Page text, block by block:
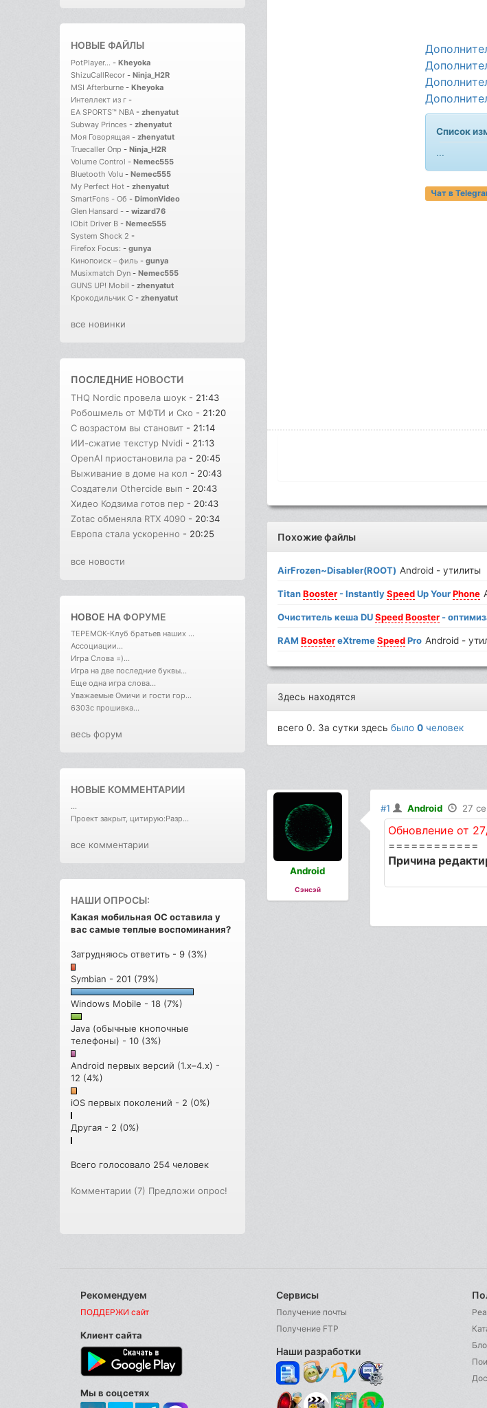
НОВЫЕ ФАЙЛЫ
PotPlayer... - Kheyoka
ShizuCallRecor - Ninja_H2R
MSI Afterburne - Kheyoka
Интеллект из г -
EA SPORTS™ NBA - zhenyatut
Subway Princes - zhenyatut
Моя Говорящая - zhenyatut
Truecaller Опр - Ninja_H2R
Volume Control - Nemec555
Bluetooth Volu - Nemec555
My Perfect Hot - zhenyatut
SmartFons - Об - DimonVideo
Glen Hansard - - wizard76
IObit Driver B - Nemec555
System Shock 2 -
Firefox Focus: - gunya
Кинопоиск－филь - gunya
Musixmatch Dyn - Nemec555
GUNS UP! Mobil - zhenyatut
Крокодильчик С - zhenyatut
все новинки
ПОСЛЕДНИЕ НОВОСТИ
THQ Nordic провела шоук - 21:43
Робошмель от МФТИ и Ско - 21:20
С возрастом вы становит - 21:14
ИИ-сжатие текстур Nvidi - 21:13
OpenAI приостановила ра - 20:45
Выживание в доме на кол - 20:43
Создатели Othercide вып - 20:43
Хидео Кодзима готов пер - 20:43
Zotac обменяла RTX 4090 - 20:34
Европа стала ускоренно - 20:25
все новости
НОВОЕ НАФОРУМЕ
ТЕРЕМОК-Клуб братьев наших ...
Ассоциации...
Игра Слова =)...
Игра на две последние буквы...
Еще одна игра слова...
Уважаемые Омичи и гости гор...
6303с прошивка...
весь форум
НОВЫЕ КОММЕНТАРИИ
...
Проект закрыт, цитирую:Разр...
все комментарии
НАШИ ОПРОСЫ:
Какая мобильная ОС оставила у
вас самые теплые воспоминания?
Затрудняюсь ответить - 9 (3%)
Symbian - 201 (79%)
Windows Mobile - 18 (7%)
Java (обычные кнопочные
телефоны) - 10 (3%)
Android первых версий (1.x–4.x) -
12 (4%)
iOS первых поколений - 2 (0%)
Другая - 2 (0%)
Всего голосовало 254 человек
Комментарии (7) Предложи опрос!
Список
...
Чат в
Похожие файлы
AirFrozen~Disabler(ROOT) Android - утилиты
TitanBooster - InstantlySpeedUp YourPhone
Очиститель кеша DUSpeedBooster -
RAMBoostereXtremeSpeedPro Android -
Здесь находятся
всего 0. За сутки здесьбыло0 человек
Android
Сэнсэй
#1 Android 27
Обновление от
============
Причина
Рекомендуем
ПОДДЕРЖИ сайт
Клиент сайта
Мы в соцсетях
Сервисы
Получение почты
Получение FTP
Наши разработки